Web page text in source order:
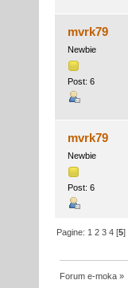
mvrk79
Newbie
Post: 6
mvrk79
Newbie
Post: 6
Pagine: 1 2 3 4 [5]
Forum e-moka »